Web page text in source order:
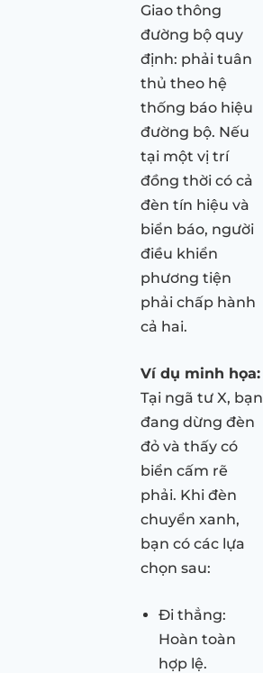
Giao thông
đường bộ quy
định: phải tuân
thủ theo hệ
thống báo hiệu
đường bộ. Nếu
tại một vị trí
đồng thời có cả
đèn tín hiệu và
biển báo, người
điều khiển
phương tiện
phải chấp hành
cả hai.
Ví dụ minh họa:
Tại ngã tư X, bạn
đang dừng đèn
đỏ và thấy có
biển cấm rẽ
phải. Khi đèn
chuyển xanh,
bạn có các lựa
chọn sau:
Đi thẳng:
Hoàn toàn
hợp lệ.